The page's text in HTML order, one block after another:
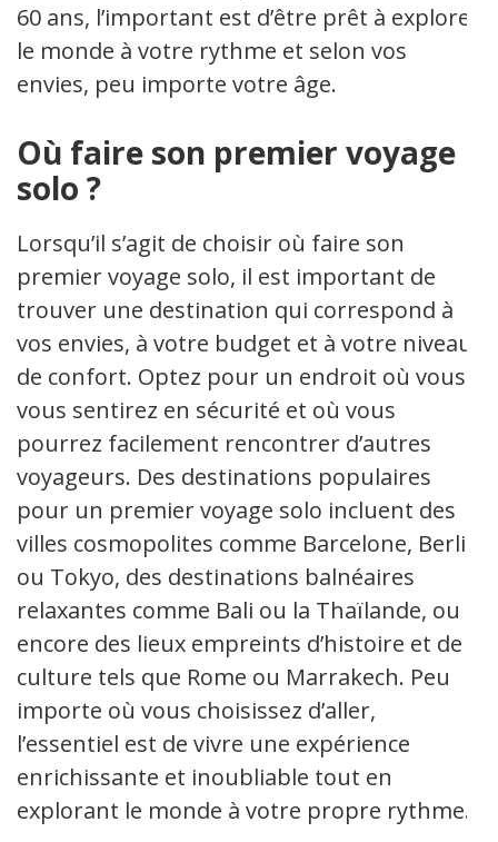
60 ans, l’important est d’être prêt à explorer
le monde à votre rythme et selon vos
envies, peu importe votre âge.
Où faire son premier voyage
solo ?
Lorsqu’il s’agit de choisir où faire son
premier voyage solo, il est important de
trouver une destination qui correspond à
vos envies, à votre budget et à votre niveau
de confort. Optez pour un endroit où vous
vous sentirez en sécurité et où vous
pourrez facilement rencontrer d’autres
voyageurs. Des destinations populaires
pour un premier voyage solo incluent des
villes cosmopolites comme Barcelone, Berlin
ou Tokyo, des destinations balnéaires
relaxantes comme Bali ou la Thaïlande, ou
encore des lieux empreints d’histoire et de
culture tels que Rome ou Marrakech. Peu
importe où vous choisissez d’aller,
l’essentiel est de vivre une expérience
enrichissante et inoubliable tout en
explorant le monde à votre propre rythme.